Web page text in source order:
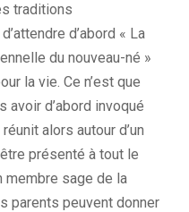
traditions
d’abord « La
du nouveau-né »
la vie. Ce n’est que
avoir d’abord invoqué
alors autour d’un
présenté à tout le
membre sage de la
parents peuvent donner